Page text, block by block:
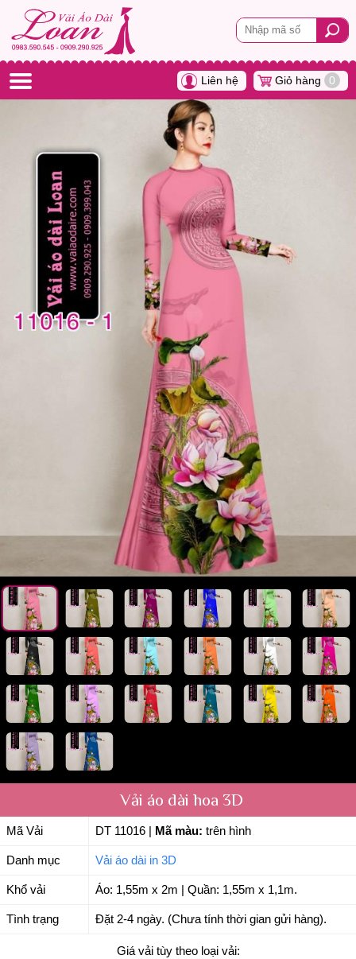
Liên hệ Giỏ hàng 0
Vải áo dài hoa 3D
Mã Vải DT 11016 Mã màu: trên hình
Danh mục Vải áo dài in 3D
Khổ vải Áo: 1,55m x 2m | Quần: 1,55m x 1,1m.
Tình trạng Đặt 2-4 ngày. (Chưa tính thời gian gửi hàng).
Giá vải tùy theo loại vải: